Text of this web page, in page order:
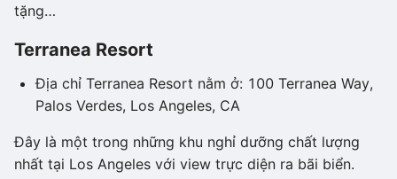
tặng…
Terranea Resort
Địa chỉ Terranea Resort nằm ở: 100 Terranea Way,
Palos Verdes, Los Angeles, CA
Đây là một trong những khu nghỉ dưỡng chất lượng
nhất tại Los Angeles với view trực diện ra bãi biển.